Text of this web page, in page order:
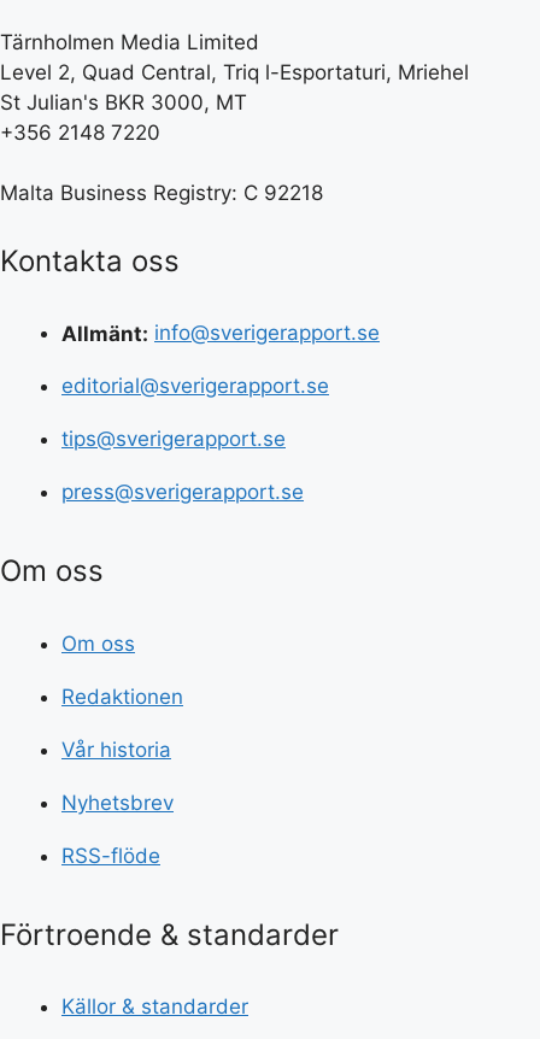
Tärnholmen Media Limited
Level 2, Quad Central, Triq l-Esportaturi, Mriehel
St Julian's BKR 3000, MT
+356 2148 7220
Malta Business Registry: C 92218
Kontakta oss
Allmänt: info@sverigerapport.se
editorial@sverigerapport.se
tips@sverigerapport.se
press@sverigerapport.se
Om oss
Om oss
Redaktionen
Vår historia
Nyhetsbrev
RSS-flöde
Förtroende & standarder
Källor & standarder